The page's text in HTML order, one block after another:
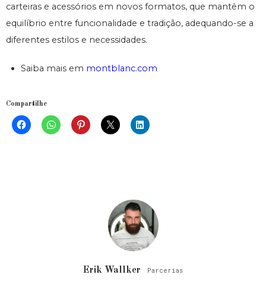
carteiras e acessórios em novos formatos, que mantêm o
equilíbrio entre funcionalidade e tradição, adequando-se a
diferentes estilos e necessidades.
Saiba mais em montblanc.com
Compartilhe
Erik Wallker Parcerias